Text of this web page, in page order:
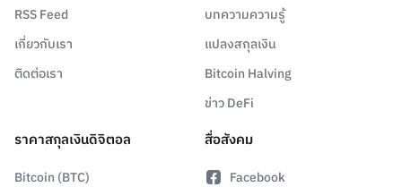
RSS Feed
เกี่ยวกับเรา
ติดต่อเรา
บทความความรู้
แปลงสกุลเงิน
Bitcoin Halving
ข่าว DeFi
ราคาสกุลเงินดิจิตอล
Bitcoin (BTC)
สื่อสังคม
Facebook